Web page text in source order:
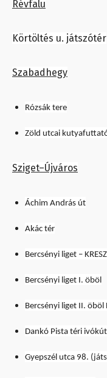
Révfalu
Körtöltés u. játszótér
Szabadhegy
Rózsák tere
Zöld utcai
Sziget–Újváros
Áchim András út
Akác tér
Bercsényi liget –
Bercsényi liget I. öböl
Bercsényi liget II. öböl
Dankó Pista téri ivókút
Gyepszél utca 98.